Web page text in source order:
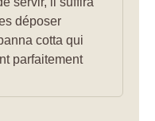
déposer
cotta qui
parfaitement